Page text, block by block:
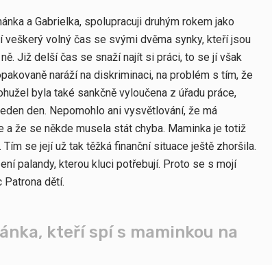
a Gabrielka, spolupracuji druhým rokem jako
volný čas se svými dvěma synky, kteří jsou
Již delší čas se snaží najít si práci, to se jí však
naráží na diskriminaci, na problém s tím, že
byla také sankčně vyloučena z úřadu práce,
den. Nepomohlo ani vysvětlování, že má
a že se někde musela stát chyba. Maminka je totiž
se její už tak těžká finanční situace ještě zhoršila.
palandy, kterou kluci potřebují. Proto se s mojí
dětí.
kteří spí s maminkou na